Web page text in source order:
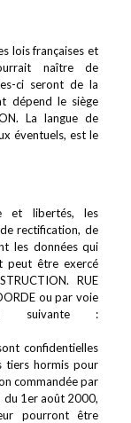
lois françaises et
naître de
ci seront de la
dépend le siège
La langue de
éventuels, est le
et libertés, les
rectification, de
les données qui
peut être exercé
RUE
ou par voie
suivante :
confidentielles
tiers hormis pour
commandée par
du 1er août 2000,
pourront être